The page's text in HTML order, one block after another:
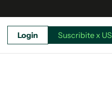
Login Suscribite x